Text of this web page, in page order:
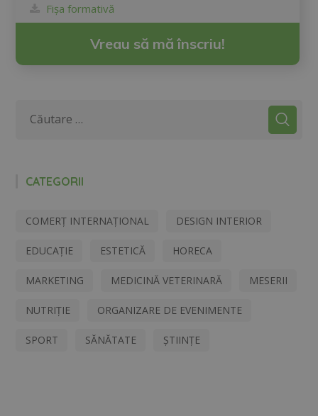
Fișa formativă
Vreau să mă înscriu!
CATEGORII
COMERȚ INTERNAȚIONAL DESIGN INTERIOR
EDUCAȚIE ESTETICĂ HORECA
MARKETING MEDICINĂ VETERINARĂ MESERII
NUTRIȚIE ORGANIZARE DE EVENIMENTE
SPORT SĂNĂTATE ȘTIINȚE